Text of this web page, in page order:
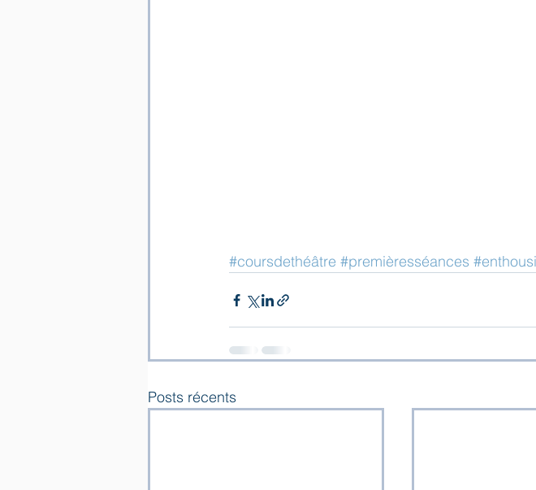
#coursdethéâtre #premièresséances
Posts récents